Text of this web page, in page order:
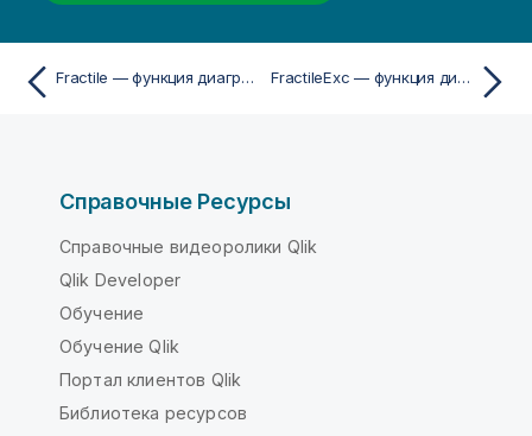
Fractile — функция диаграммы FractileExc — функция диаграммы
Справочные Ресурсы
Справочные видеоролики Qlik
Qlik Developer
Обучение
Обучение Qlik
Портал клиентов Qlik
Библиотека ресурсов